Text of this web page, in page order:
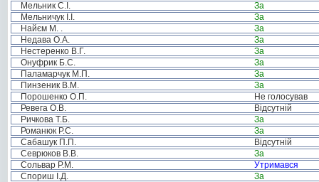
Мельник С.І.
За
Мельничук І.І.
За
Найєм М. .
За
Недава О.А.
За
Нестеренко В.Г.
За
Онуфрик Б.С.
За
Паламарчук М.П.
За
Пинзеник В.М.
За
Порошенко О.П.
Не голосував
Ревега О.В.
Відсутній
Ричкова Т.Б.
За
Романюк Р.С.
За
Сабашук П.П.
Відсутній
Севрюков В.В.
За
Сольвар Р.М.
Утримався
Спориш І.Д.
За